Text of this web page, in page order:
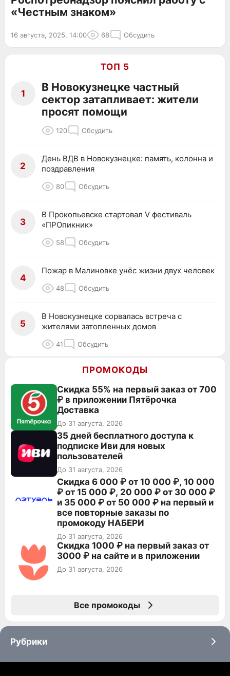
«Честным знаком»
16 августа, 2025, 14:00 68 Обсудить
ТОП 5
1
В Новокузнецке частный
сектор затапливает: жители
просят помощи
120 Обсудить
2
День ВДВ в Новокузнецке: память, колонна и
поздравления
80 Обсудить
3
В Прокопьевске стартовал V фестиваль
«ПРОпикник»
58 Обсудить
4
Пожар в Малиновке унёс жизни двух человек
48 Обсудить
5
В Новокузнецке сорвалась встреча с
жителями затопленных домов
41 Обсудить
ПРОМОКОДЫ
Скидка 55% на первый заказ от 700
₽ в приложении Пятёрочка
Доставка
До 31 августа, 2026
35 дней бесплатного доступа к
подписке Иви для новых
пользователей
До 31 августа, 2026
Скидка 6 000 ₽ от 10 000 ₽, 10 000
₽ от 15 000 ₽, 20 000 ₽ от 30 000 ₽
и 35 000 ₽ от 50 000 ₽ на первый и
все повторные заказы по
промокоду НАБЕРИ
До 31 августа, 2026
Скидка 1000 ₽ на первый заказ от
3000 ₽ на сайте и в приложении
До 31 августа, 2026
Все промокоды
Рубрики